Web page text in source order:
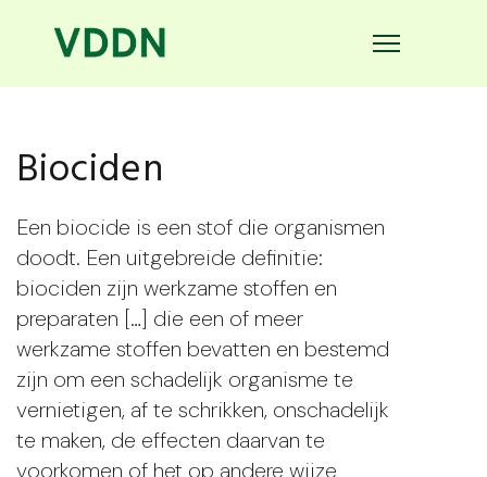
Biociden
Een biocide is een stof die organismen
doodt. Een uitgebreide definitie:
biociden zijn werkzame stoffen en
preparaten […] die een of meer
werkzame stoffen bevatten en bestemd
zijn om een schadelijk organisme te
vernietigen, af te schrikken, onschadelijk
te maken, de effecten daarvan te
voorkomen of het op andere wijze